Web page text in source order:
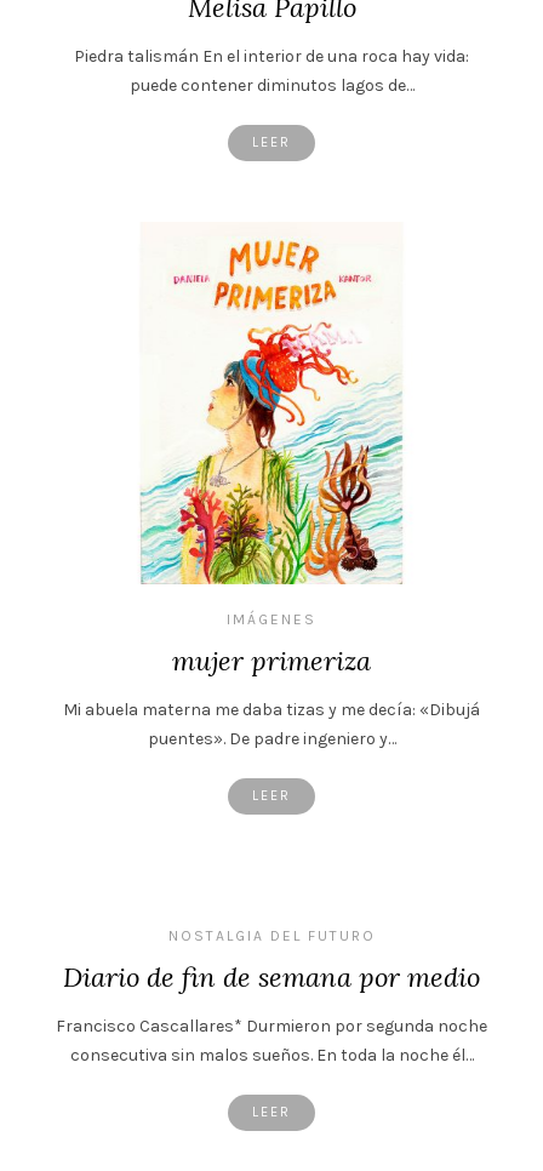
Melisa Papillo
Piedra talismán En el interior de una roca hay vida:
puede contener diminutos lagos de…
LEER
IMÁGENES
mujer primeriza
Mi abuela materna me daba tizas y me decía: «Dibujá
puentes». De padre ingeniero y…
LEER
NOSTALGIA DEL FUTURO
Diario de fin de semana por medio
Francisco Cascallares* Durmieron por segunda noche
consecutiva sin malos sueños. En toda la noche él…
LEER